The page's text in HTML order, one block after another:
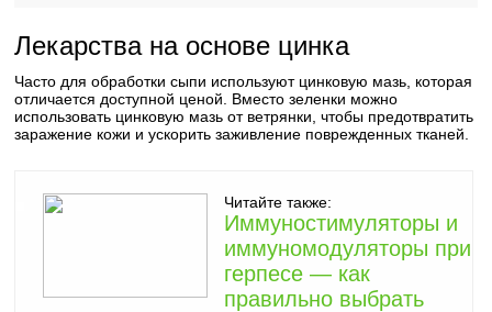
Лекарства на основе цинка
Часто для обработки сыпи используют цинковую мазь, которая
отличается доступной ценой. Вместо зеленки можно
использовать цинковую мазь от ветрянки, чтобы предотвратить
заражение кожи и ускорить заживление поврежденных тканей.
Читайте также:
Иммуностимуляторы и
иммуномодуляторы при
герпесе — как
правильно выбрать